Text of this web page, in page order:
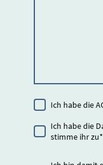
Ich habe die
Ich habe die
stimme ihr zu*